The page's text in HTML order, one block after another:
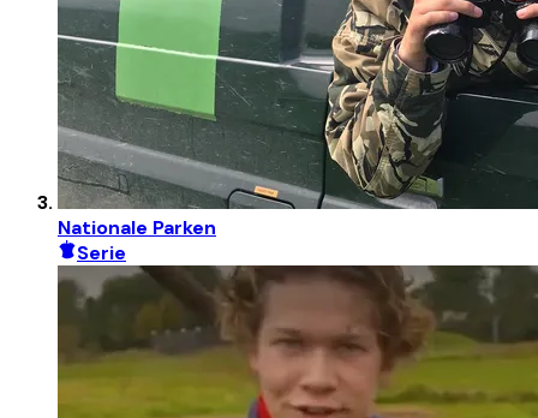
Nationale Parken
Serie